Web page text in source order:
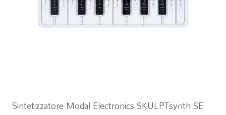
Sintetizzatore Modal Electronics SKULPTsynth SE